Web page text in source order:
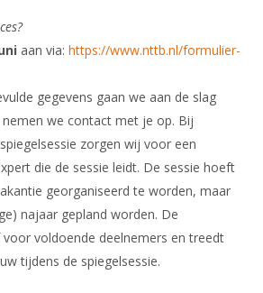
aan via: https://www.nttb.nl/formulier-
external)
gegevens gaan we aan de slag
we contact met je op. Bij
zorgen wij voor een
die de sessie leidt. De sessie hoeft
georganiseerd te worden, maar
najaar gepland worden. De
voldoende deelnemers en treedt
tijdens de spiegelsessie.